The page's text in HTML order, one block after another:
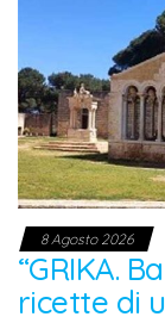
8 Agosto 2026
“GRIKA.
ricette di